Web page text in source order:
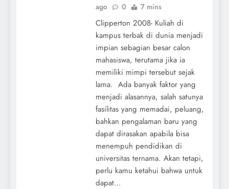
ago
0 7 mins
Clipperton 2008- Kuliah di
kampus terbak di dunia menjadi
impian sebagian besar calon
mahasiswa, terutama jika ia
memiliki mimpi tersebut sejak
lama. Ada banyak faktor yang
menjadi alasannya, salah satunya
fasilitas yang memadai, peluang,
bahkan pengalaman baru yang
dapat dirasakan apabila bisa
menempuh pendidikan di
universitas ternama. Akan tetapi,
perlu kamu ketahui bahwa untuk
dapat…